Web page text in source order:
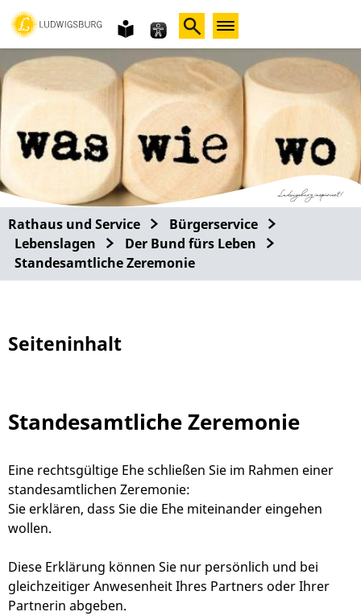
Gebärdensprache
leichte
Sprache
Rathaus und Service
Bürgerservice
Lebenslagen
Der Bund fürs Leben
Standesamtliche Zeremonie
Seiteninhalt
Standesamtliche Zeremonie
Eine rechtsgültige Ehe schließen Sie im Rahmen einer
standesamtlichen Zeremonie:
Sie erklären, dass Sie die Ehe miteinander eingehen
wollen.
Diese Erklärung können Sie nur persönlich und bei
gleichzeitiger Anwesenheit Ihres Partners oder Ihrer
Partnerin abgeben.